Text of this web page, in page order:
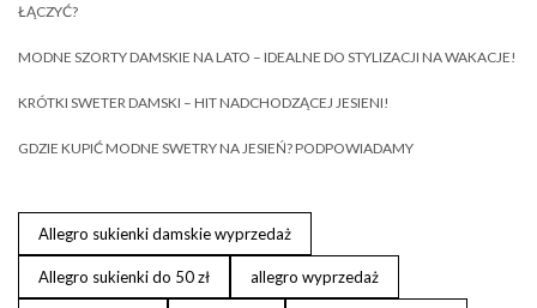
ŁĄCZYĆ?
MODNE SZORTY DAMSKIE NA LATO – IDEALNE DO STYLIZACJI NA WAKACJE!
KRÓTKI SWETER DAMSKI – HIT NADCHODZĄCEJ JESIENI!
GDZIE KUPIĆ MODNE SWETRY NA JESIEŃ? PODPOWIADAMY
Allegro sukienki damskie wyprzedaż
Allegro sukienki do 50 zł allegro wyprzedaż